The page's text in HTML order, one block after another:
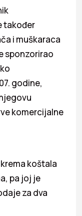
također
i muškaraca
sponzorirao
godine,
komercijalne
koštala
pa joj je
za dva